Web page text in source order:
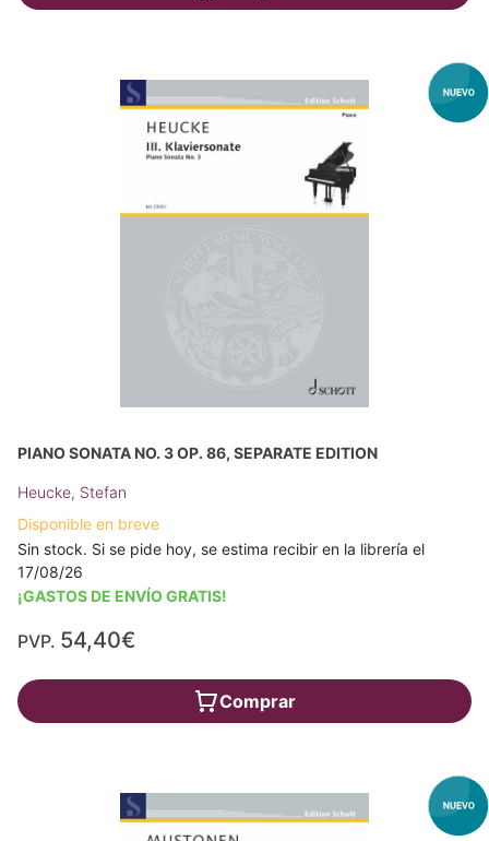
PIANO SONATA NO. 3 OP. 86, SEPARATE EDITION
Heucke, Stefan
Disponible en breve
Sin stock. Si se pide hoy, se estima recibir en la librería el
17/08/26
¡GASTOS DE ENVÍO GRATIS!
PVP. 54,40€
Comprar